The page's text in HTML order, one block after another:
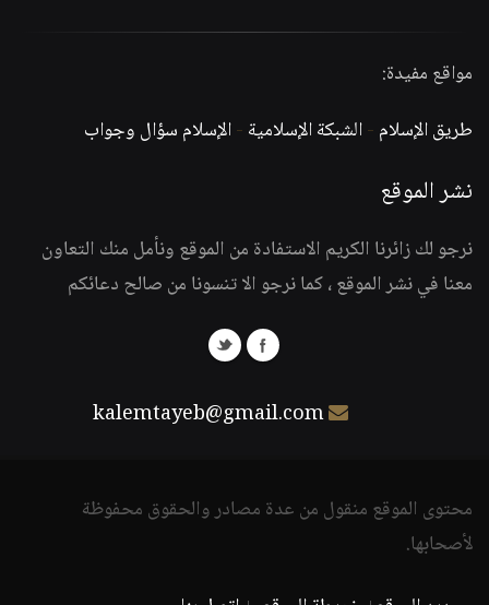
مواقع مفيدة:
طريق الإسلام -الشبكة الإسلامية -الإسلام سؤال وجواب
نشر الموقع
نرجو لك زائرنا الكريم الاستفادة من الموقع ونأمل منك التعاون
معنا في نشر الموقع ، كما نرجو الا تنسونا من صالح دعائكم
kalemtayeb@gmail.com
محتوى الموقع منقول من عدة مصادر والحقوق محفوظة
لأصحابها.